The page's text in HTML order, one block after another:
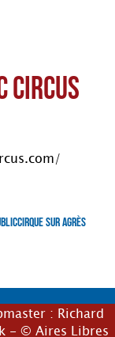
Circus
Cirque sur Agrès
: Richard
- © Aires Libres